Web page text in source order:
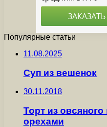
Популярные статьи
11.08.2025
Суп из вешенок
30.11.2018
Торт из
орехами